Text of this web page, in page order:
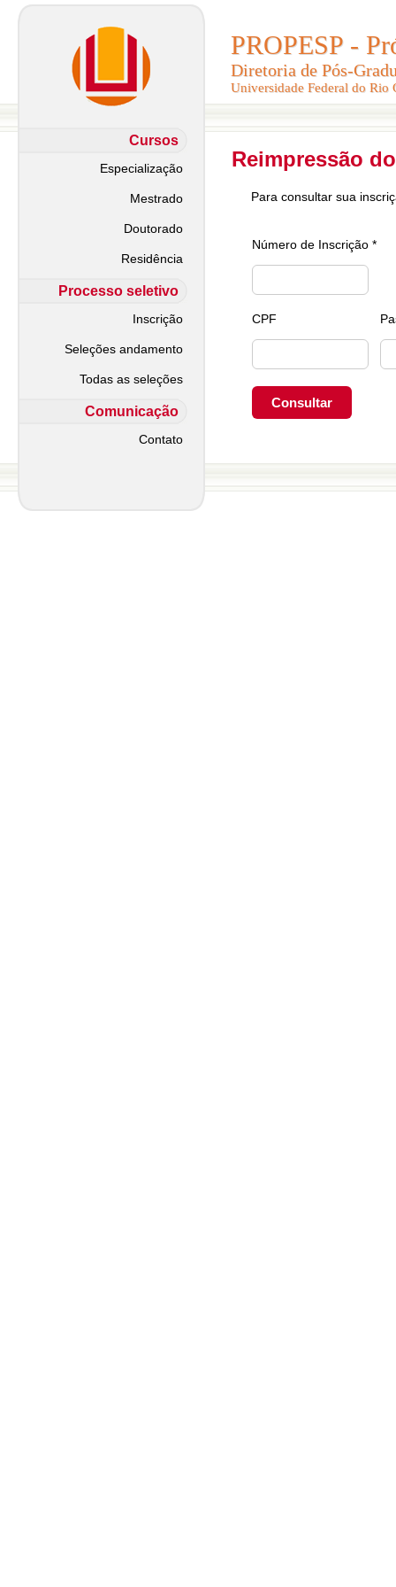
PROPESP -
Diretoria de Pós-
Universidade Federal do Rio
PROPESP -
Diretoria de Pós-
Universidade Federal do Rio
Cursos
Especialização
Mestrado
Doutorado
Residência
Processo seletivo
Inscrição
Seleções andamento
Todas as seleções
Comunicação
Contato
Reimpressão
Para consultar sua
Número de Inscrição *
CPF